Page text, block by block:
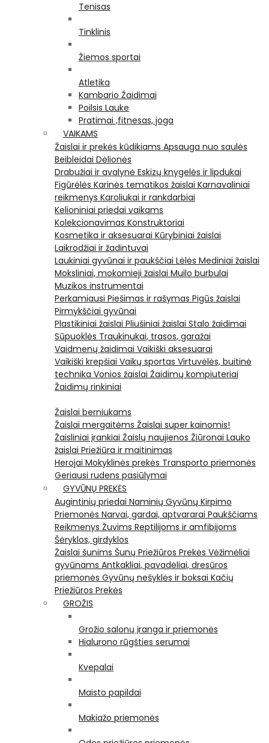
Tenisas
Tinklinis
Žiemos sportai
Atletika
Kambario Žaidimai
Poilsis Lauke
Pratimai ,fitnesas, joga
VAIKAMS
Žaislai ir prekės kūdikiams Apsauga nuo saulės
Beibleidai Dėlionės
Drabužiai ir avalynė Eskizų knygelės ir lipdukai
Figūrėlės Karinės tematikos žaislai Karnavaliniai
reikmenys Karoliukai ir rankdarbiai
Kelioniniai priedai vaikams
Kolekcionavimas Konstruktoriai
Kosmetika ir aksesuarai Kūrybiniai žaislai
Laikrodžiai ir žadintuvai
Laukiniai gyvūnai ir paukščiai Lėlės Mediniai žaislai
Moksliniai, mokomieji žaislai Muilo burbulai
Muzikos instrumentai
Perkamiausi Piešimas ir rašymas Pigūs žaislai
Pirmykščiai gyvūnai
Plastikiniai žaislai Pliušiniai žaislai Stalo žaidimai
Sūpuoklės Traukinukai, trasos, garažai
Vaidmenų žaidimai Vaikiški aksesuarai
Vaikiški krepšiai Vaikų sportas Virtuvėlės, buitinė
technika Vonios žaislai Žaidimų kompiuteriai
Žaidimų rinkiniai
Žaislai berniukams
Žaislai mergaitėms Žaislai super kainomis!
Žaisliniai įrankiai Žaislų naujienos Žiūronai Lauko
žaislai Priežiūra ir maitinimas
Herojai Mokyklinės prekės Transporto priemonės
Geriausi rudens pasiūlymai
GYVŪNŲ PREKĖS
Augintinių priedai Naminių Gyvūnų Kirpimo
Priemonės Narvai, gardai, aptvararai Paukščiams
Reikmenys Žuvims Reptilijoms ir amfibijoms
Šėryklos, girdyklos
Žaislai šunims Šunų Priežiūros Prekės Vėžimėliai
gyvūnams Antkakliai, pavadėliai, dresūros
priemonės Gyvūnų nešyklės ir boksai Kačių
Priežiūros Prekės
GROŽIS
Grožio salonų įranga ir priemonės
Hialurono rūgšties serumai
Kvepalai
Maisto papildai
Makiažo priemonės